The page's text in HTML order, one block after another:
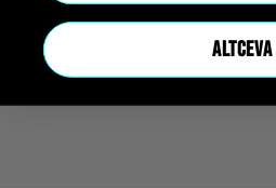
ALTCEVA